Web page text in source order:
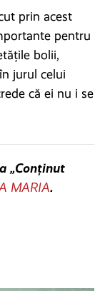
prin acest
pentru
bolii,
jurul celui
că ei nu i se
„Conținut
MARIA.